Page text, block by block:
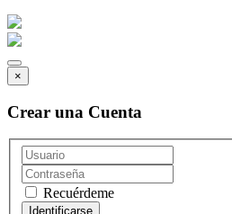
×
Crear una Cuenta
Recuérdeme